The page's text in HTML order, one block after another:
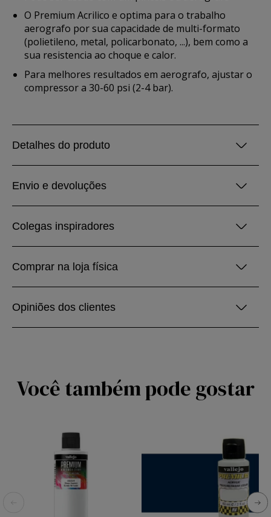
O Premium Acrilico e optima para o trabalho
aerografo por sua capacidade de multi-formato
(polietileno, metal, policarbonato, ...), bem como a
sua resistencia ao choque e calor.
Para melhores resultados em aerografo, ajustar o
compressor a 30-60 psi (2-4 bar).
Detalhes do produto
Envio e devoluções
Colegas inspiradores
Comprar na loja física
Opiniões dos clientes
Você também pode gostar